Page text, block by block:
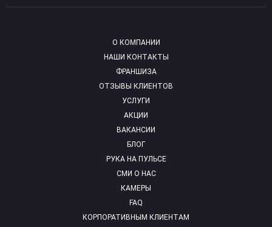
О КОМПАНИИ
НАШИ КОНТАКТЫ
ФРАНШИЗА
ОТЗЫВЫ КЛИЕНТОВ
УСЛУГИ
АКЦИИ
ВАКАНСИИ
БЛОГ
РУКА НА ПУЛЬСЕ
СМИ О НАС
КАМЕРЫ
FAQ
КОРПОРАТИВНЫМ КЛИЕНТАМ